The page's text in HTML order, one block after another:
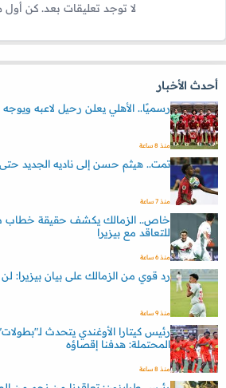
لا توجد تعليقات بعد. كن
أحدث الأخبار
رسميًا.. الأهلي يعلن رحيل لاعبه ويوجه
منذ 8 ساعة
تمت.. هيثم حسن إلى ناديه الجديد حتى 2030
منذ 7 ساعة
خاص.. الزمالك يكشف حقيقة خطاب
للتعاقد مع بيزيرا
منذ 6 ساعة
رد قوي من الزمالك على بيان بيزيرا:
منذ 9 ساعة
رئيس كيتارا الأوغندي يتحدث
المحتملة: هدفنا إقصاؤه
منذ 8 ساعة